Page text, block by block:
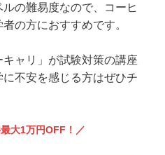
の難易度なので、コーヒ
の方におすすめです。
ャリ」が試験対策の講座
不安を感じる方はぜひチ
大1万円OFF！